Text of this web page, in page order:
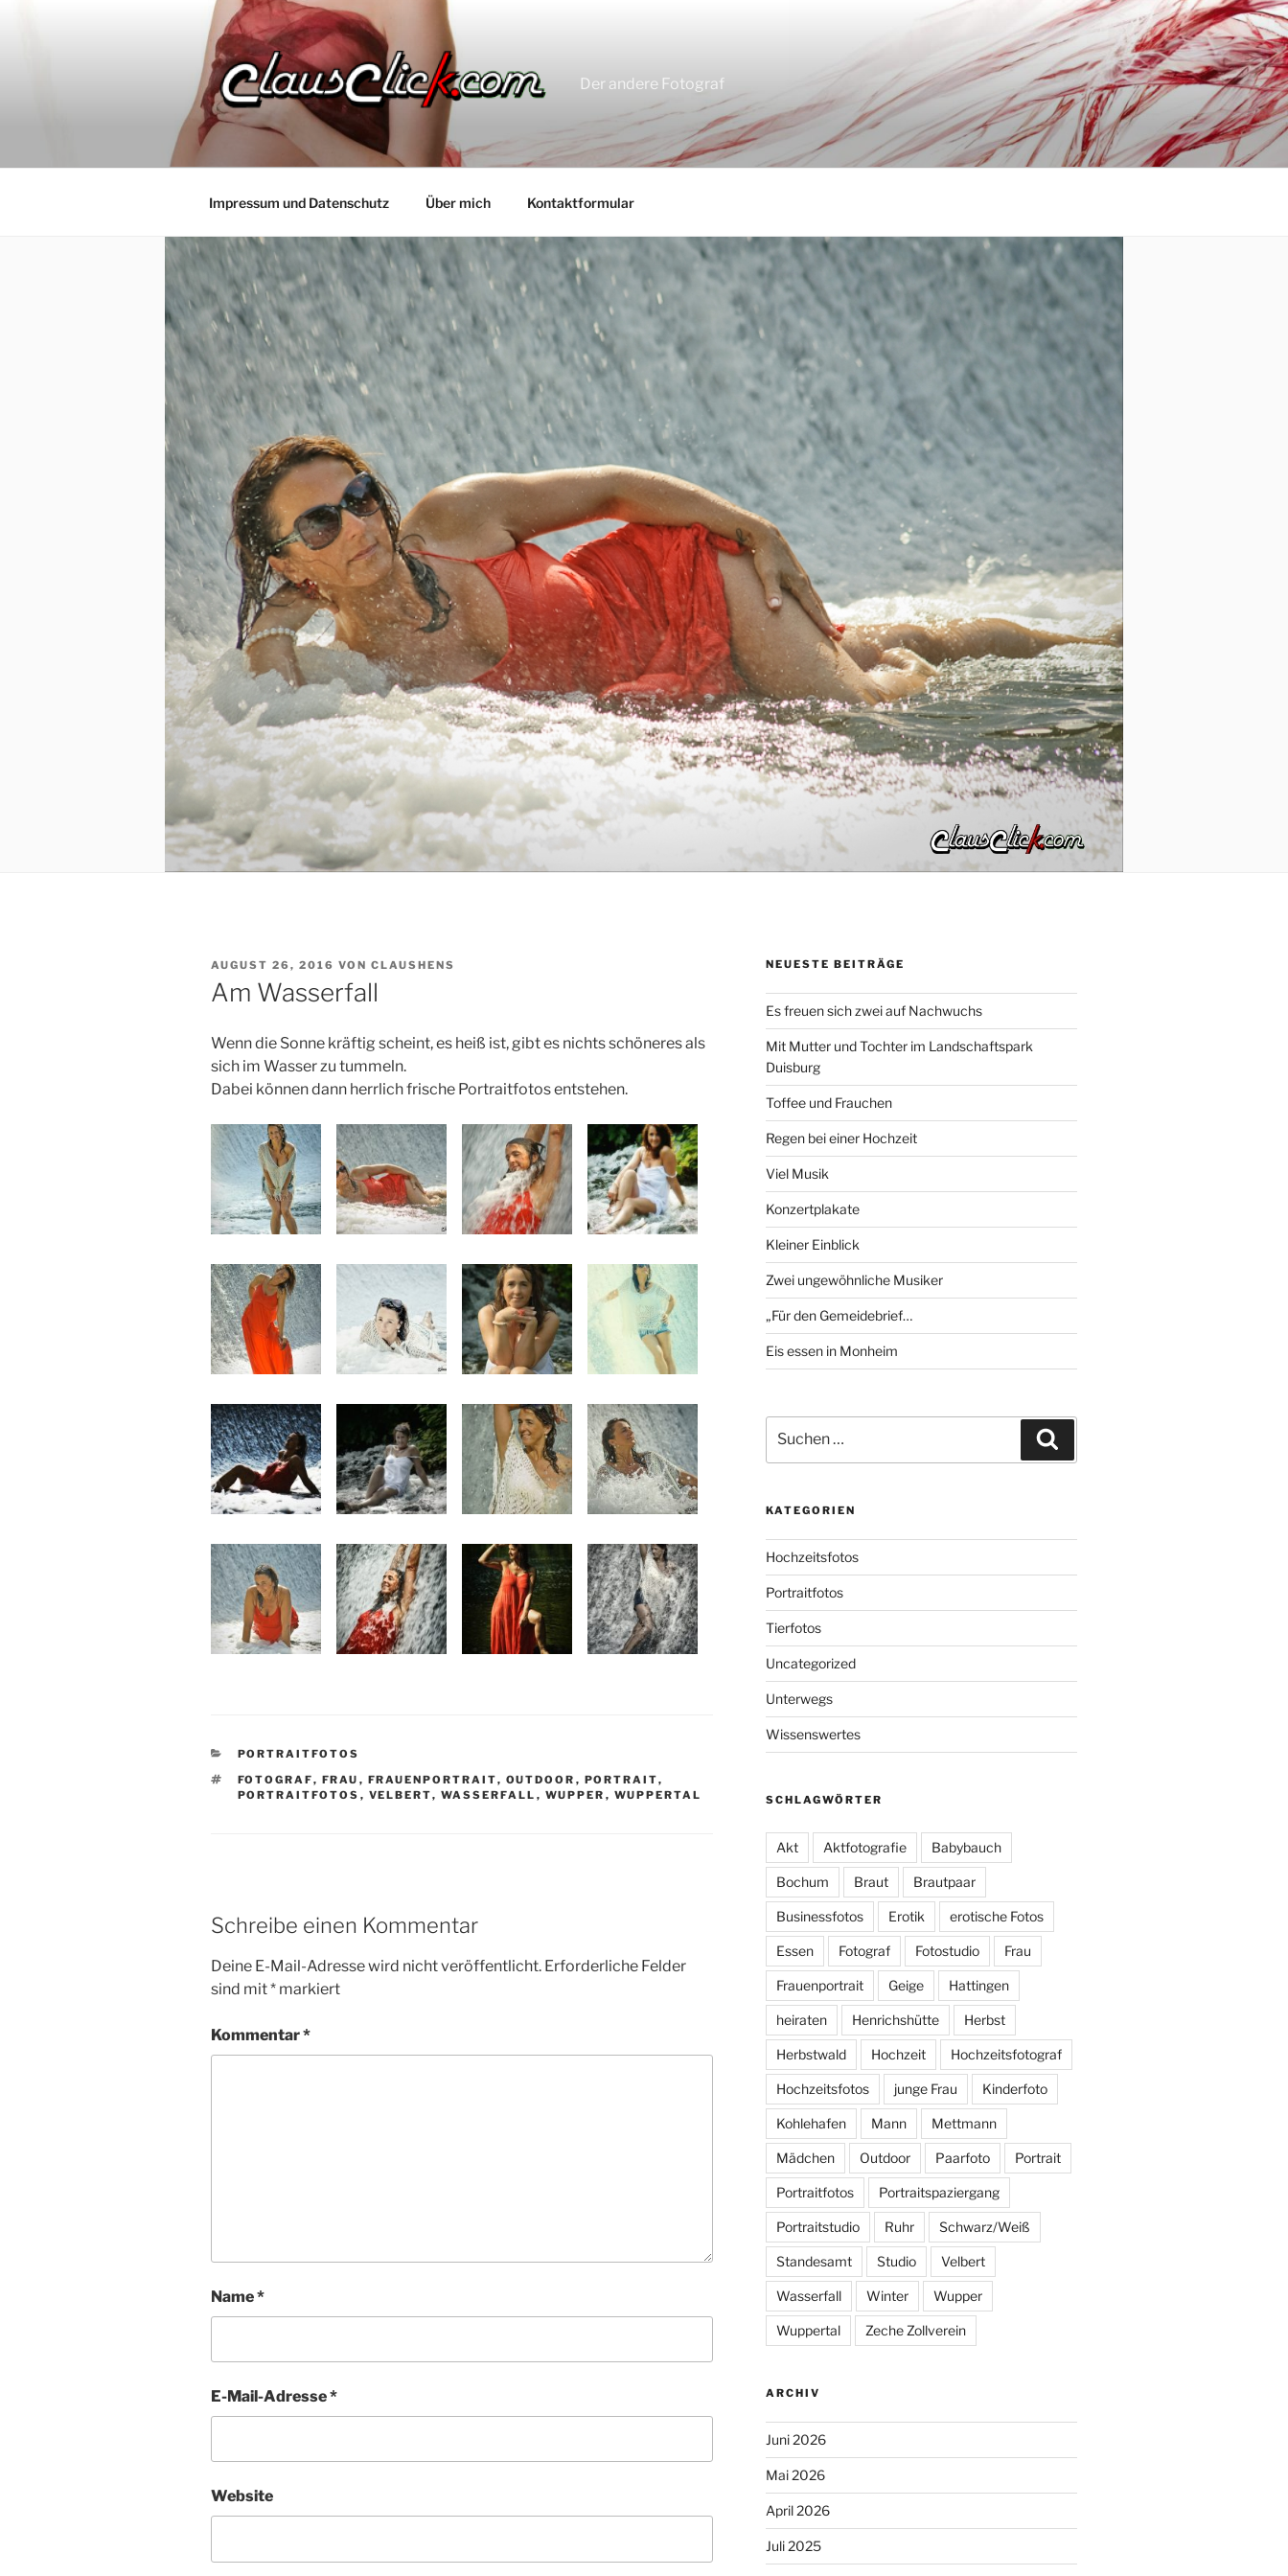
Der andere Fotograf
Impressum und Datenschutz Über mich Kontaktformular
VERÖFFENTLICHT
AM
AUGUST 26, 2016 VON CLAUSHENS
Am Wasserfall
Wenn die Sonne kräftig scheint, es heiß ist, gibt es nichts schöneres als
sich im Wasser zu tummeln.
Dabei können dann herrlich frische Portraitfotos entstehen.
KATEGORIEN
PORTRAITFOTOS
SCHLAGWÖRTER
FOTOGRAF, FRAU , FRAUENPORTRAIT, OUTDOOR , PORTRAIT,
PORTRAITFOTOS , VELBERT, WASSERFALL , WUPPER , WUPPERTAL
Schreibe einen Kommentar
Deine E-Mail-Adresse wird nicht veröffentlicht. Erforderliche Felder
sind mit* markiert
Kommentar*
Name*
E-Mail-Adresse*
Website
NEUESTE BEITRÄGE
Es freuen sich zwei auf Nachwuchs
Mit Mutter und Tochter im Landschaftspark
Duisburg
Toffee und Frauchen
Regen bei einer Hochzeit
Viel Musik
Konzertplakate
Kleiner Einblick
Zwei ungewöhnliche Musiker
„Für den Gemeidebrief…
Eis essen in Monheim
nach:
KATEGORIEN
Hochzeitsfotos
Portraitfotos
Tierfotos
Uncategorized
Unterwegs
Wissenswertes
SCHLAGWÖRTER
Akt Aktfotografie Babybauch
Bochum Braut Brautpaar
Businessfotos Erotik erotische Fotos
Essen Fotograf Fotostudio Frau
Frauenportrait Geige Hattingen
heiraten Henrichshütte Herbst
Herbstwald Hochzeit Hochzeitsfotograf
Hochzeitsfotos junge Frau Kinderfoto
Kohlehafen Mann Mettmann
Mädchen Outdoor Paarfoto Portrait
Portraitfotos Portraitspaziergang
Portraitstudio Ruhr Schwarz/Weiß
Standesamt Studio Velbert
Wasserfall Winter Wupper
Wuppertal Zeche Zollverein
ARCHIV
Juni 2026
Mai 2026
April 2026
Juli 2025